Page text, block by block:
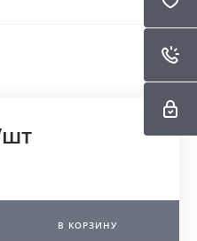
шт
В КОРЗИНУ